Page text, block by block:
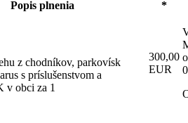
Popis plnenia
*
z chodníkov, parkovísk
s príslušenstvom a
v obci za 1
300,00
EUR